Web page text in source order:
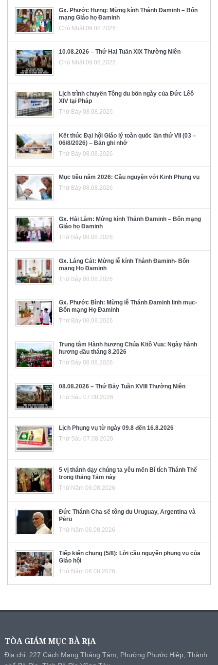
Gx. Phước Hưng: Mừng kính Thánh Đaminh – Bổn
mạng Giáo họ Đaminh
Chủ Nhật 09.08.2026
10.08.2026 – Thứ Hai Tuần XIX Thường Niên
Chủ Nhật 09.08.2026
Lịch trình chuyến Tông du bốn ngày của Đức Lêô
XIV tại Pháp
Thứ Bảy 08.08.2026
Kết thúc Đại hội Giáo lý toàn quốc lần thứ VII (03 –
06/8/2026) – Bản ghi nhớ
Thứ Bảy 08.08.2026
Mục tiêu năm 2026: Cầu nguyện với Kinh Phụng vụ
Thứ Bảy 08.08.2026
Gx. Hải Lâm: Mừng kính Thánh Đaminh – Bổn mạng
Giáo họ Đaminh
Thứ Bảy 08.08.2026
Gx. Láng Cát: Mừng lễ kính Thánh Đaminh- Bổn
mạng Họ Đaminh
Thứ Bảy 08.08.2026
Gx. Phước Bình: Mừng lễ Thánh Đaminh linh mục-
Bổn mạng Họ Đaminh
Thứ Bảy 08.08.2026
Trung tâm Hành hương Chúa Kitô Vua: Ngày hành
hương đầu tháng 8.2026
Thứ Bảy 08.08.2026
08.08.2026 – Thứ Bảy Tuần XVIII Thường Niên
Thứ Sáu 07.08.2026
Lịch Phụng vụ từ ngày 09.8 đến 16.8.2026
Thứ Sáu 07.08.2026
5 vị thánh dạy chúng ta yêu mến Bí tích Thánh Thể
trong tháng Tám này
Thứ Năm 06.08.2026
Đức Thánh Cha sẽ tông du Uruguay, Argentina và
Pêru
Thứ Năm 06.08.2026
Tiếp kiến chung (5/8): Lời cầu nguyện phụng vụ của
Giáo hội
Thứ Năm 06.08.2026
TÒA GIÁM MỤC BÀ RỊA
Địa chỉ: 227 Cách Mạng Tháng Tám, Phường Phước Hiệp, Thành